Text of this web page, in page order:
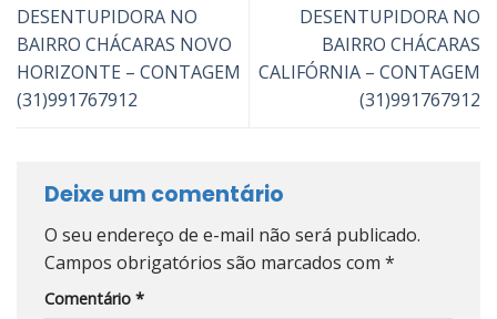
DESENTUPIDORA NO
BAIRRO CHÁCARAS NOVO
HORIZONTE – CONTAGEM
(31)991767912
DESENTUPIDORA NO
BAIRRO CHÁCARAS
CALIFÓRNIA – CONTAGEM
(31)991767912
Deixe um comentário
O seu endereço de e-mail não será publicado.
Campos obrigatórios são marcados com *
Comentário *